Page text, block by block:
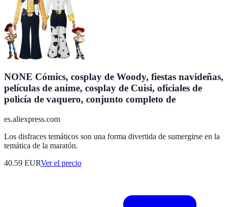
NONE Cómics, cosplay de Woody, fiestas navideñas,
películas de anime, cosplay de Cuisi, oficiales de
policía de vaquero, conjunto completo de
es.aliexpress.com
Los disfraces temáticos son una forma divertida de sumergirse en la
temática de la maratón.
40.59 EURVer el precio